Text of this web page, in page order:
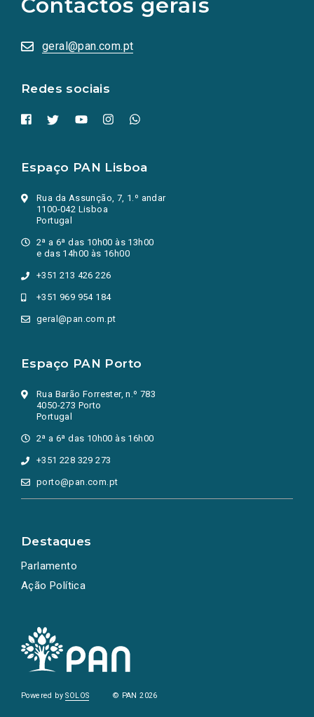
Contactos gerais
geral@pan.com.pt
Redes sociais
redes
sociais
numa
nova
Espaço PAN Lisboa
Rua da Assunção, 7, 1.º andar
1100-042 Lisboa
Portugal
2ª a 6ª das 10h00 às 13h00
e das 14h00 às 16h00
+351 213 426 226
+351 969 954 184
geral@pan.com.pt
Espaço PAN Porto
Rua Barão Forrester, n.º 783
4050-273 Porto
Portugal
2ª a 6ª das 10h00 às 16h00
+351 228 329 273
porto@pan.com.pt
Destaques
Parlamento
Ação Política
Powered bySOLOS © PAN 2026